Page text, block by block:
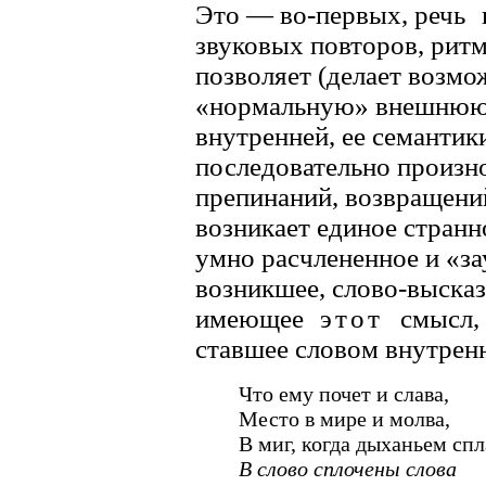
Это — во-первых, речь
звуковых повторов,
позволяет (делает
«нормальную»
внутренней, ее
последовательно
препинаний,
возникает единое
умно расчлененное и
возникшее, слово-
имеющее этот
смысл,
ставшее словом
Что ему почет и слава,
Место в мире и молва,
В миг, когда дыханьем
В слово сплочены слова